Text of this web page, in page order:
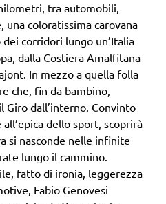
tra automobili,
coloratissima carovana
corridori lungo un’Italia
dalla Costiera Amalfitana
In mezzo a quella folla
che, fin da bambino,
Giro dall’interno. Convinto
dello sport, scoprirà
si nasconde nelle infinite
lungo il cammino.
fatto di ironia, leggerezza
Fabio Genovesi